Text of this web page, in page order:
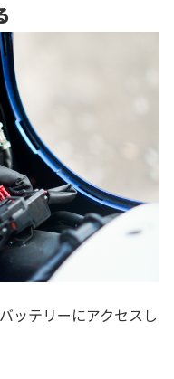
ッテリーにアクセスし